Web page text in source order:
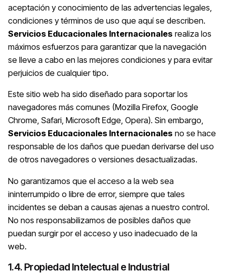
aceptación y conocimiento de las advertencias legales,
condiciones y términos de uso que aquí se describen.
Servicios Educacionales Internacionales realiza los
máximos esfuerzos para garantizar que la navegación
se lleve a cabo en las mejores condiciones y para evitar
perjuicios de cualquier tipo.
Este sitio web ha sido diseñado para soportar los
navegadores más comunes (Mozilla Firefox, Google
Chrome, Safari, Microsoft Edge, Opera). Sin embargo,
Servicios Educacionales Internacionales no se hace
responsable de los daños que puedan derivarse del uso
de otros navegadores o versiones desactualizadas.
No garantizamos que el acceso a la web sea
ininterrumpido o libre de error, siempre que tales
incidentes se deban a causas ajenas a nuestro control.
No nos responsabilizamos de posibles daños que
puedan surgir por el acceso y uso inadecuado de la
web.
1.4. Propiedad Intelectual e Industrial